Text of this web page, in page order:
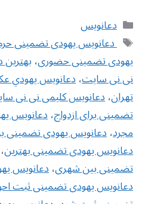
دسته‌ها
دعانویس
برچسب‌ها
دعانویس یهودی تضمینی
یهودی تضمینی حضوری،
نی نی سایت،دعانويس يهودي
تهران،دعانویس کلیمی نی نی
تضمینی برای ازدواج،دعانویس
مجرد،دعانویس یهودی تضمینی
دعانویس یهودی تضمینی بهترین،
تضمینی بین شهری،دعانویس
دعانویس یهودی تضمینی ثبت